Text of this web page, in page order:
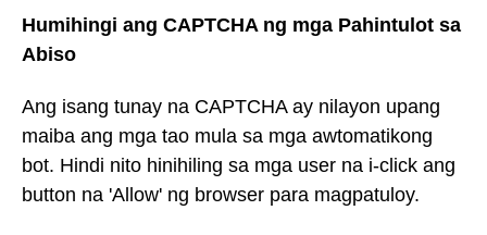
Humihingi ang CAPTCHA ng mga Pahintulot sa
Abiso
Ang isang tunay na CAPTCHA ay nilayon upang
maiba ang mga tao mula sa mga awtomatikong
bot. Hindi nito hinihiling sa mga user na i-click ang
button na 'Allow' ng browser para magpatuloy.